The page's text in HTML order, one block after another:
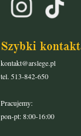
Szybki kontakt
kontakt@arslege.pl
tel. 513-842-650
Pracujemy:
pon-pt: 8:00-16:00